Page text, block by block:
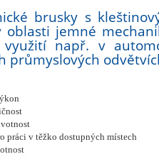
brusky s
oblasti jemné
využití např. v
průmyslových
práci v těžko dostupných místech